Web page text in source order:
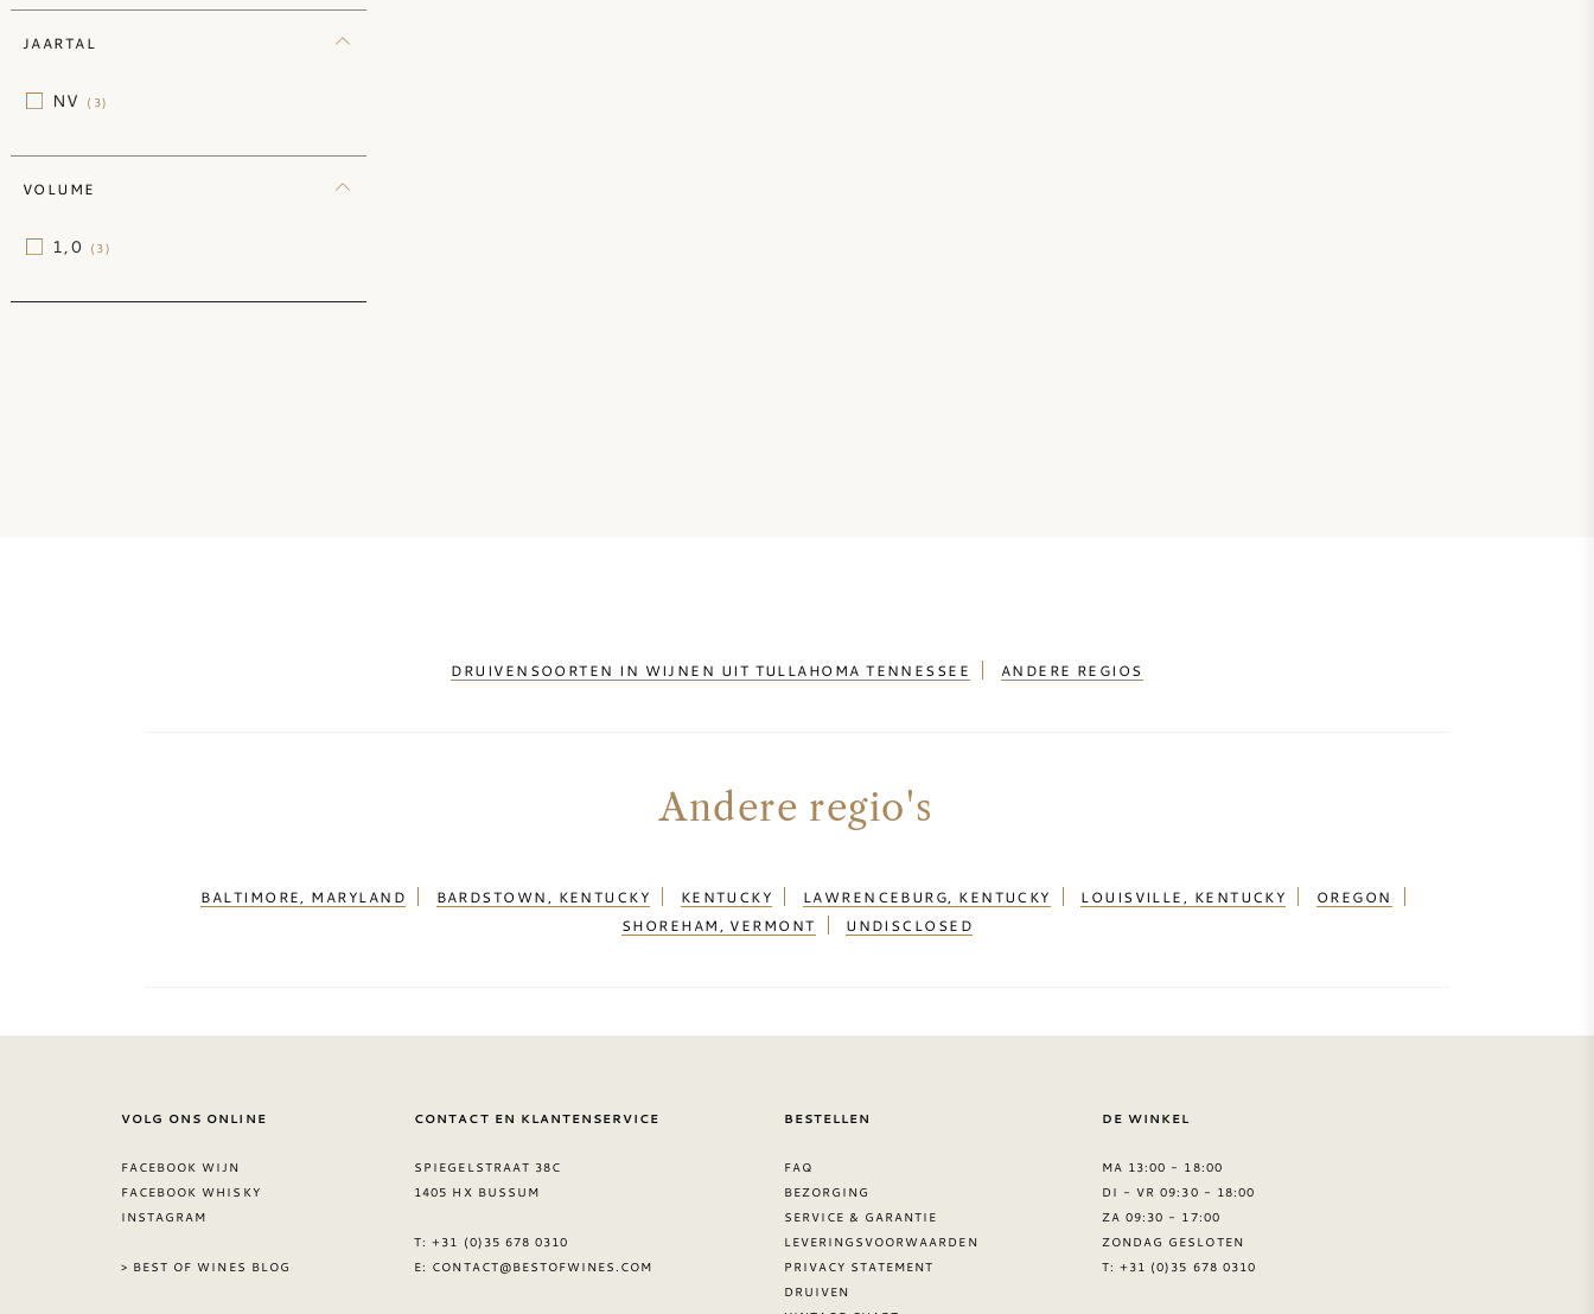
(1)
Tennessee
JAARTAL
NV (3)
VOLUME
1,0 (3)
DRUIVENSOORTEN IN WIJNEN UIT TULLAHOMA TENNESSEE ANDERE REGIOS
Andere regio's
BALTIMORE, MARYLAND BARDSTOWN, KENTUCKY KENTUCKY LAWRENCEBURG, KENTUCKY LOUISVILLE, KENTUCKY
OREGON
SHOREHAM, VERMONT
UNDISCLOSED
VOLG ONS ONLINE
FACEBOOK WIJN
FACEBOOK WHISKY
INSTAGRAM
> BEST OF WINES BLOG
CONTACT EN KLANTENSERVICE
SPIEGELSTRAAT 38C
1405 HX BUSSUM
T: +31 (0)35 678 0310
E: CONTACT@BESTOFWINES.COM
BESTELLEN
FAQ
BEZORGING
SERVICE & GARANTIE
LEVERINGSVOORWAARDEN
PRIVACY STATEMENT
DRUIVEN
DE WINKEL
MA 13:00 - 18:00
DI - VR 09:30 - 18:00
ZA 09:30 - 17:00
ZONDAG GESLOTEN
T: +31 (0)35 678 0310